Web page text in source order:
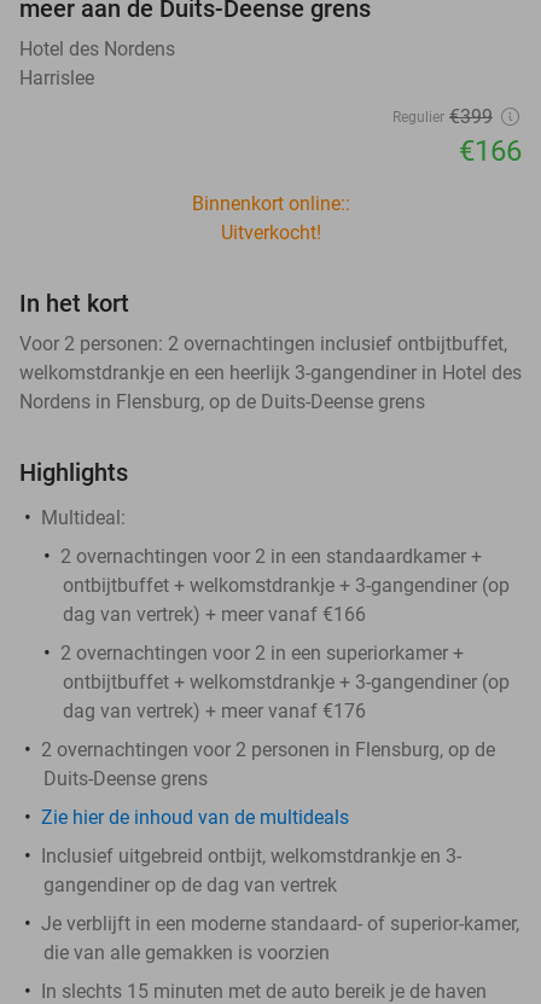
meer aan de Duits-Deense grens
Hotel des Nordens
Harrislee
Regulier €399
€166
Binnenkort online::
Uitverkocht!
In het kort
Voor 2 personen: 2 overnachtingen inclusief ontbijtbuffet,
welkomstdrankje en een heerlijk 3-gangendiner in Hotel des
Nordens in Flensburg, op de Duits-Deense grens
Highlights
Multideal:
2 overnachtingen voor 2 in een standaardkamer +
ontbijtbuffet + welkomstdrankje + 3-gangendiner (op
dag van vertrek) + meer vanaf €166
2 overnachtingen voor 2 in een superiorkamer +
ontbijtbuffet + welkomstdrankje + 3-gangendiner (op
dag van vertrek) + meer vanaf €176
2 overnachtingen voor 2 personen in Flensburg, op de
Duits-Deense grens
Zie hier de inhoud van de multideals
Inclusief uitgebreid ontbijt, welkomstdrankje en 3-
gangendiner op de dag van vertrek
Je verblijft in een moderne standaard- of superior-kamer,
die van alle gemakken is voorzien
In slechts 15 minuten met de auto bereik je de haven